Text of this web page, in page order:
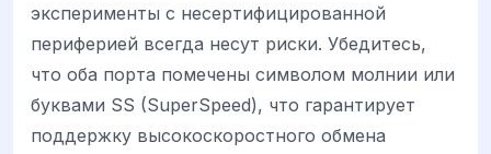
эксперименты с несертифицированной
периферией всегда несут риски. Убедитесь,
что оба порта помечены символом молнии или
буквами SS (SuperSpeed), что гарантирует
поддержку высокоскоростного обмена